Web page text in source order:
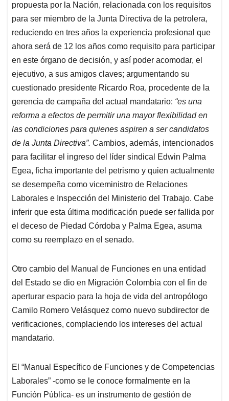
propuesta por la Nación, relacionada con los requisitos
para ser miembro de la Junta Directiva de la petrolera,
reduciendo en tres años la experiencia profesional que
ahora será de 12 los años como requisito para participar
en este órgano de decisión, y así poder acomodar, el
ejecutivo, a sus amigos claves; argumentando su
cuestionado presidente Ricardo Roa, procedente de la
gerencia de campaña del actual mandatario: “es una
reforma a efectos de permitir una mayor flexibilidad en
las condiciones para quienes aspiren a ser candidatos
de la Junta Directiva”. Cambios, además, intencionados
para facilitar el ingreso del líder sindical Edwin Palma
Egea, ficha importante del petrismo y quien actualmente
se desempeña como viceministro de Relaciones
Laborales e Inspección del Ministerio del Trabajo. Cabe
inferir que esta última modificación puede ser fallida por
el deceso de Piedad Córdoba y Palma Egea, asuma
como su reemplazo en el senado.
Otro cambio del Manual de Funciones en una entidad
del Estado se dio en Migración Colombia con el fin de
aperturar espacio para la hoja de vida del antropólogo
Camilo Romero Velásquez como nuevo subdirector de
verificaciones, complaciendo los intereses del actual
mandatario.
El “Manual Específico de Funciones y de Competencias
Laborales” -como se le conoce formalmente en la
Función Pública- es un instrumento de gestión de